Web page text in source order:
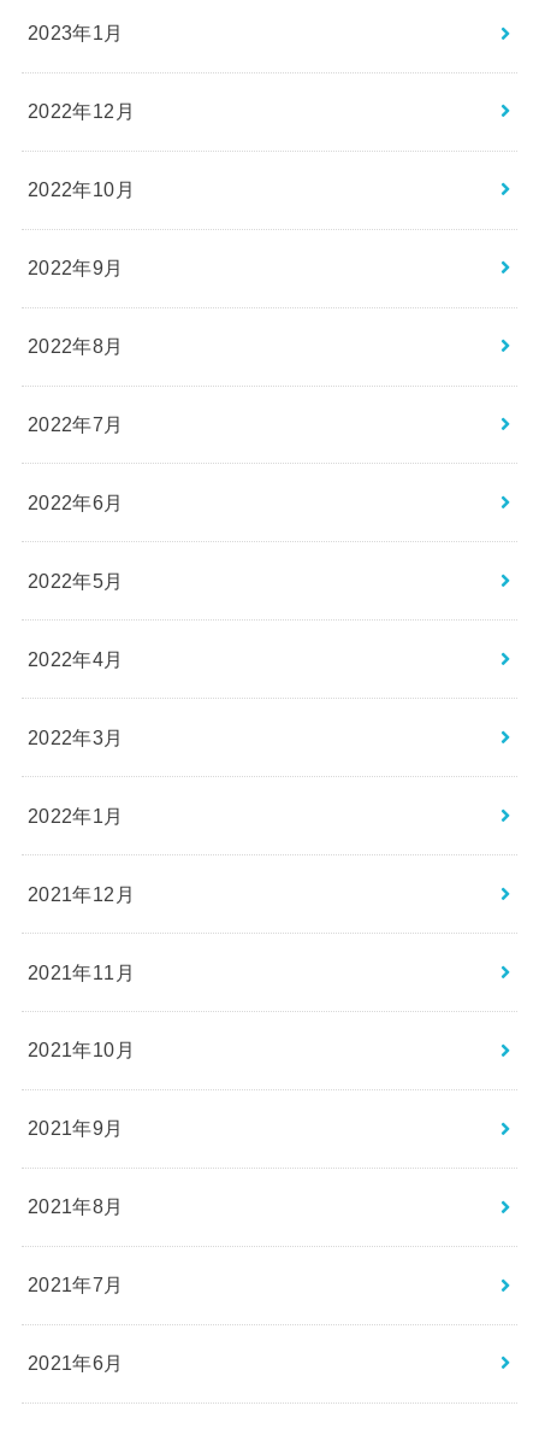
2023年1月
2022年12月
2022年10月
2022年9月
2022年8月
2022年7月
2022年6月
2022年5月
2022年4月
2022年3月
2022年1月
2021年12月
2021年11月
2021年10月
2021年9月
2021年8月
2021年7月
2021年6月